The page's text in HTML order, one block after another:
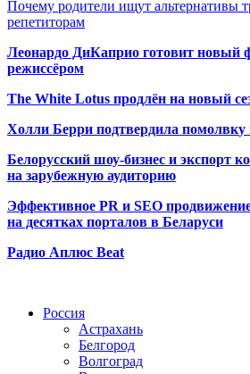
Почему родители ищут альтернативы
репетиторам
Леонардо ДиКаприо готовит новый
режиссёром
The White Lotus продлён на новый
Холли Берри подтвердила помолвку
Белорусский шоу-бизнес и экспорт
на зарубежную аудиторию
Эффективное PR и SEO
на десятках порталов в Беларуси
Радио Аплюс Beat
Россия
Астрахань
Белгород
Волгоград